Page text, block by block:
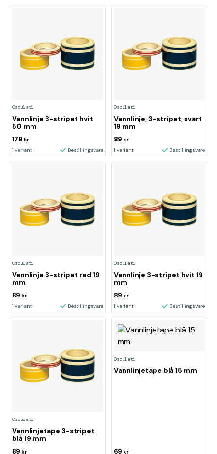
Osculati
Vannlinje 3-stripet hvit
50 mm
179 kr
1 variant Bestillingsvare
Osculati
Vannlinje, 3-stripet, svart
19 mm
89 kr
1 variant Bestillingsvare
Osculati
Vannlinje 3-stripet rød 19
mm
89 kr
1 variant Bestillingsvare
Osculati
Vannlinje 3-stripet hvit 19
mm
89 kr
1 variant Bestillingsvare
Osculati
Vannlinjetape 3-stripet
blå 19 mm
89 kr
Osculati
Vannlinjetape blå 15 mm
69 kr